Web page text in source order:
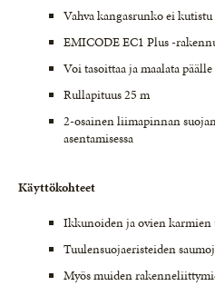
Vahva kangasrunko ei kutistu
EMICODE EC1 Plus -
Voi tasoittaa ja maalata
Rullapituus 25 m
2-osainen liimapinnan
asentamisessa
Käyttökohteet
Ikkunoiden ja ovien
Tuulensuojaeristeiden
Myös muiden